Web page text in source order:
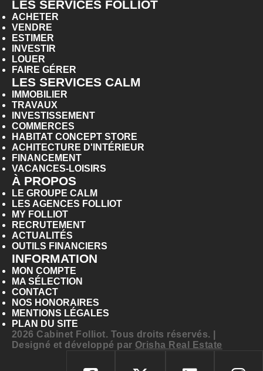
LES SERVICES FOLLIOT
ACHETER
VENDRE
ESTIMER
INVESTIR
LOUER
FAIRE GÉRER
LES SERVICES CALM
IMMOBILIER
TRAVAUX
INVESTISSEMENT
COMMERCES
HABITAT CONCEPT STORE
ACHITECTURE D'INTÉRIEUR
FINANCEMENT
VACANCES-LOISIRS
À PROPOS
LE GROUPE CALM
LES AGENCES FOLLIOT
MY FOLLIOT
RECRUTEMENT
ACTUALITÉS
OUTILS FINANCIERS
INFORMATION
MON COMPTE
MA SÉLECTION
CONTACT
NOS HONORAIRES
MENTIONS LÉGALES
PLAN DU SITE
2026 Cabinet Folliot. Tous droits réservés. |
Designé et développé par Orisha Real Estate